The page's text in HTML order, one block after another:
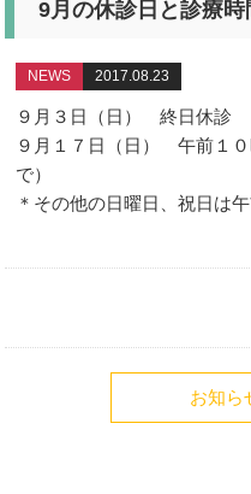
9月の休診日と診療
NEWS 2017.08.23
９月３日（日） 終日休診
９月１７日（日） 午前１
で）
＊その他の日曜日、祝日は
お知ら